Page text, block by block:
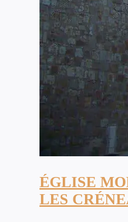
ÉGLISE
LES